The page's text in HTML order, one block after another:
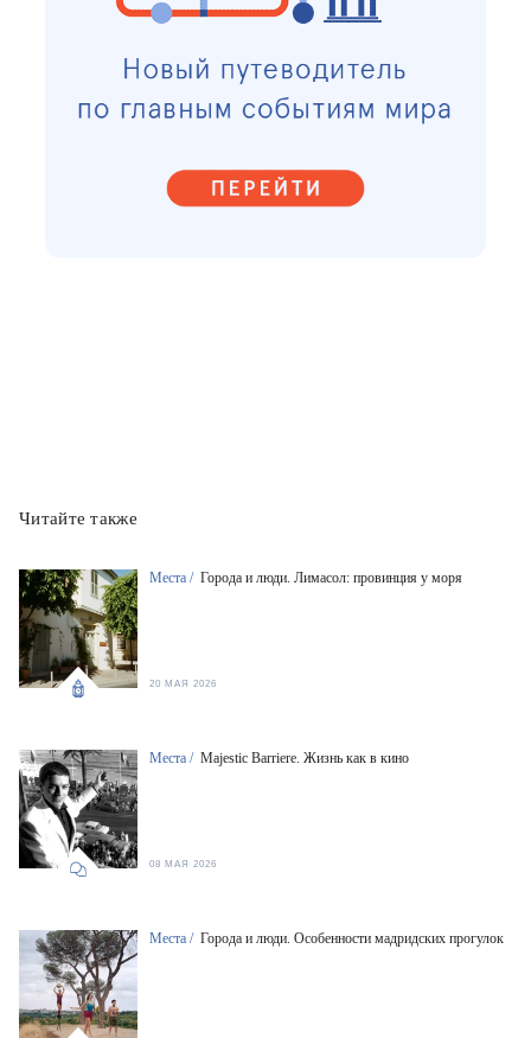
Читайте также
Места / Города и люди. Лимасол: провинция у моря
20 МАЯ 2026
Места / Majestic Barriere. Жизнь как в кино
08 МАЯ 2026
Места / Города и люди. Особенности мадридских прогулок